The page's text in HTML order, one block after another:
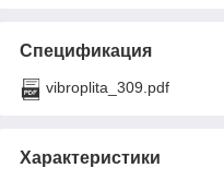
Спецификация
vibroplita_309.pdf
Характеристики